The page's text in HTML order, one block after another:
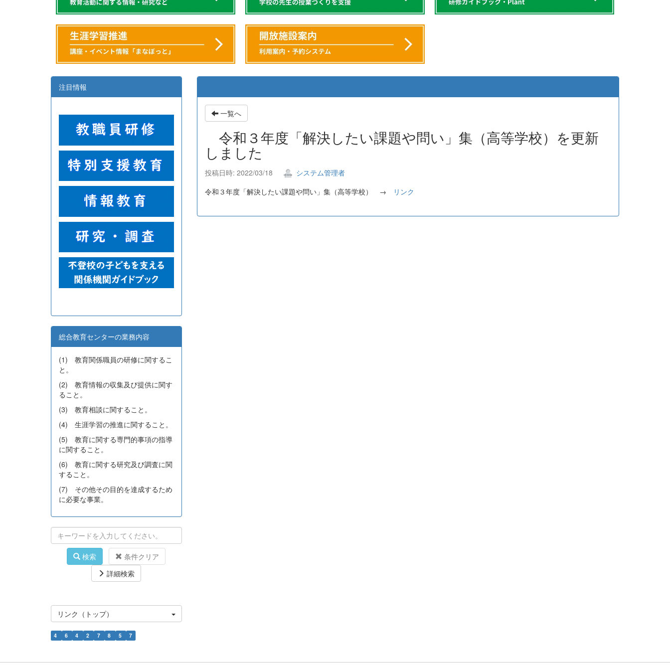
一覧へ
令和３年度「解決したい課題や問い」集（高等学校）を更新
しました
投稿日時: 2022/03/18
システム管理者
令和３年度「解決したい課題や問い」集（高等学校） →
リンク
注目情報
総合教育センターの業務内容
(1) 教育関係職員の研修に関するこ
と。
(2) 教育情報の収集及び提供に関す
ること。
(3) 教育相談に関すること。
(4) 生涯学習の推進に関すること。
(5) 教育に関する専門的事項の指導
に関すること。
(6) 教育に関する研究及び調査に関
すること。
(7) その他その目的を達成するため
に必要な事業。
検索
条件クリア
詳細検索
リンク（トップ）
4 6 4 2 7 8 5 7